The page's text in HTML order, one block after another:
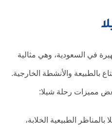
في السعودية، وهي مثالية
بالطبيعة والأنشطة الخارجية.
مميزات رحلة شيلا:
الطبيعية الخلابة،